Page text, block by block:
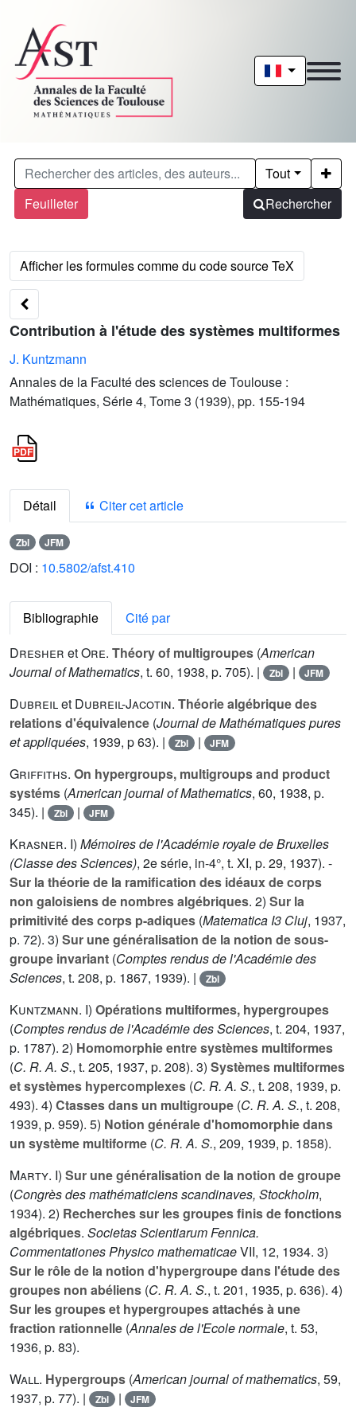
Feuilleter
Tout
Rechercher
Contribution à l'étude des systèmes multiformes
J. Kuntzmann
Annales de la Faculté des sciences de Toulouse :
Mathématiques, Série 4, Tome 3 (1939), pp. 155-194
Détail Citer cet article
Zbl JFM
DOI : 10.5802/afst.410
Bibliographie
Cité par
Dresher etOre. Théory of multigroupes (American
Journal of Mathematics, t. 60, 1938, p. 705). | Zbl | JFM
Dubreilet Dubreil-Jacotin. Théorie algébrique des
relations d'équivalence (Journal de Mathématiques pures
et appliquées, 1939, p 63). | Zbl | JFM
Griffiths. On hypergroups, multigroups and product
systéms (American journal of Mathematics, 60, 1938, p.
345). |
Zbl | JFM
Krasner. I) Mémoires de l'Académie royale de Bruxelles
(Classe des Sciences), 2e série, in-4°, t. XI, p. 29, 1937). -
Sur la théorie de la ramification des idéaux de corps
non galoisiens de nombres algébriques. 2) Sur la
primitivité des corps p-adiques (Matematica I3 Cluj, 1937,
p. 72). 3) Sur une généralisation de la notion de sous-
groupe invariant (Comptes rendus de l'Académie des
Sciences, t. 208, p. 1867, 1939). | Zbl
Kuntzmann. I) Opérations multiformes, hypergroupes
(Comptes rendus de l'Académie des Sciences, t. 204, 1937,
p. 1787). 2) Homomorphie entre systèmes multiformes
(C. R. A. S., t. 205, 1937, p. 208). 3) Systèmes multiformes
et systèmes hypercomplexes (C. R. A. S., t. 208, 1939, p.
493). 4) Ctasses dans un multigroupe (C. R. A. S., t. 208,
1939, p. 959). 5) Notion générale d'homomorphie dans
un système multiforme (C. R. A. S., 209, 1939, p. 1858).
Marty. I) Sur une généralisation de la notion de groupe
(Congrès des mathématiciens scandinaves, Stockholm,
1934). 2) Recherches sur les groupes finis de fonctions
algébriques. Societas Scientiarum Fennica.
Commentationes Physico mathematicaeVII, 12, 1934. 3)
Sur le rôle de la notion d'hypergroupe dans l'étude des
groupes non abéliens (C. R. A. S., t. 201, 1935, p. 636). 4)
Sur les groupes et hypergroupes attachés à une
fraction rationnelle (Annales de l'Ecole normale, t. 53,
1936, p. 83).
Wall. Hypergroups (American journal of mathematics, 59,
1937, p. 77). |
Zbl | JFM